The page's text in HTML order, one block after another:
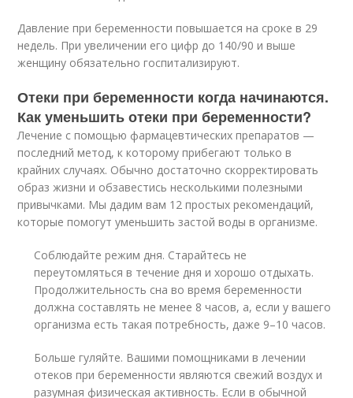
Давление при беременности повышается на сроке в 29
недель. При увеличении его цифр до 140/90 и выше
женщину обязательно госпитализируют.
Отеки при беременности когда начинаются.
Как уменьшить отеки при беременности?
Лечение с помощью фармацевтических препаратов —
последний метод, к которому прибегают только в
крайних случаях. Обычно достаточно скорректировать
образ жизни и обзавестись несколькими полезными
привычками. Мы дадим вам 12 простых рекомендаций,
которые помогут уменьшить застой воды в организме.
Соблюдайте режим дня. Старайтесь не
переутомляться в течение дня и хорошо отдыхать.
Продолжительность сна во время беременности
должна составлять не менее 8 часов, а, если у вашего
организма есть такая потребность, даже 9–10 часов.
Больше гуляйте. Вашими помощниками в лечении
отеков при беременности являются свежий воздух и
разумная физическая активность. Если в обычной